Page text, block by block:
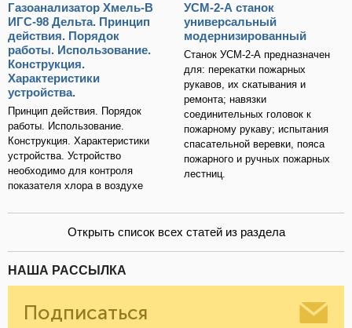
Газоанализатор Хмель-В
ИГС-98 Дельта. Принцип
действия. Порядок
работы. Использование.
Конструкция.
Характеристики
устройства.
Принцип действия. Порядок
работы. Использование.
Конструкция. Характеристики
устройства. Устройство
необходимо для контроля
показателя хлора в воздухе
УСМ-2-А станок
универсальный
модернизированный
Станок УСМ-2-А предназначен
для: перекатки пожарных
рукавов, их скатывания и
ремонта; навязки
соединительных головок к
пожарному рукаву; испытания
спасательной веревки, пояса
пожарного и ручных пожарных
лестниц.
Открыть список всех статей из раздела
НАША РАССЫЛКА
Подписаться